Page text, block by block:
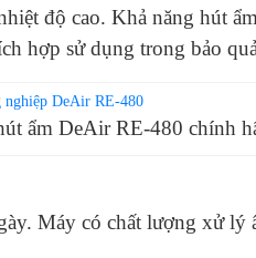
độ cao. Khả năng hút
hợp sử dụng trong bảo
RE-480 chính
Máy có chất lượng xử lý